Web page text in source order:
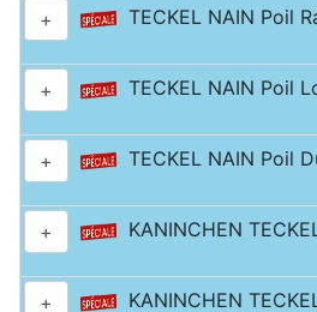
+ TECKEL NAIN Poil
+ TECKEL NAIN Poil
+ TECKEL NAIN Poil
+ KANINCHEN
+ KANINCHEN